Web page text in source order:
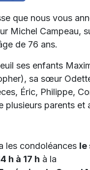
que nous vous
Michel Campeau,
de 76 ans.
ses enfants
sa sœur
Éric, Philippe,
plusieurs parents et
les condoléances le
h à 17 h à la